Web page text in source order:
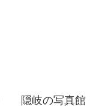
隠岐の写真館